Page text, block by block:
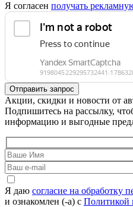
Я согласен получать
Акции, скидки и новости от
Подпишитесь на рассылку,
информацию и выгодные
Я даю согласие на обработку
и ознакомлен (-а) с Политикой